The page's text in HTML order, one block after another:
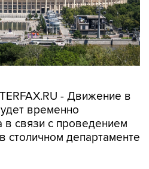
- Движение в
временно
в связи с проведением
столичном департаменте